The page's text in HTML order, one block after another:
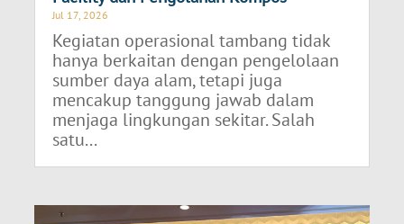
Jul 17, 2026
Kegiatan operasional tambang tidak
hanya berkaitan dengan pengelolaan
sumber daya alam, tetapi juga
mencakup tanggung jawab dalam
menjaga lingkungan sekitar. Salah
satu...